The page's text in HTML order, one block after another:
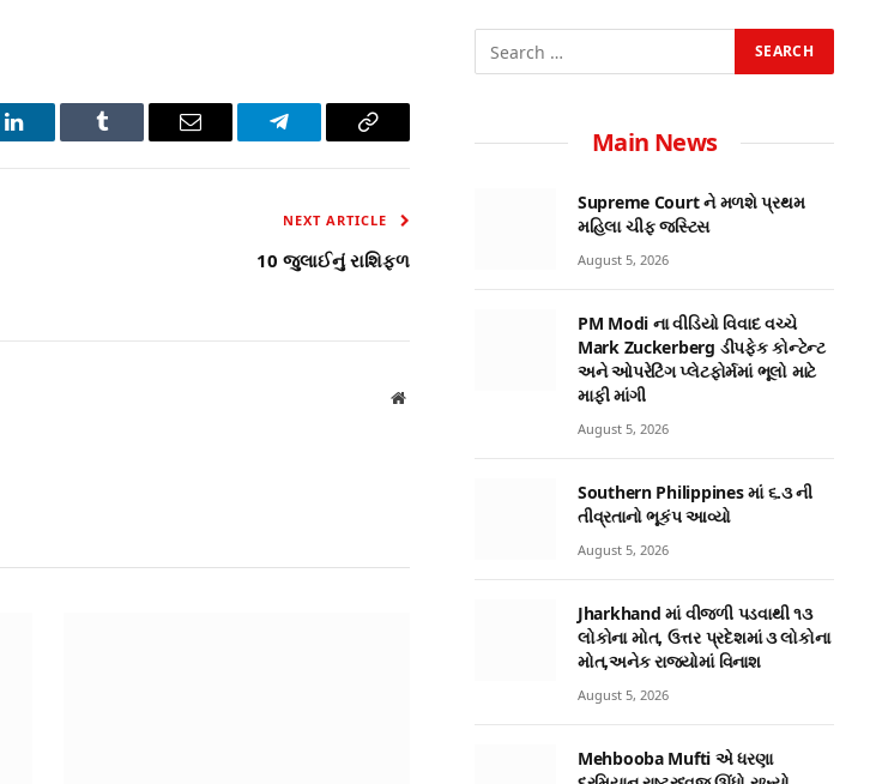
LinkedIn Tumblr Email Telegram Copy
NEXT ARTICLE
10 જુલાઈનું રાશિફળ
Website
Main News
Supreme Court ને મળશે પ્રથમ
મહિલા ચીફ જસ્ટિસ
August 5, 2026
PM Modi ના વીડિયો વિવાદ વચ્ચે
Mark Zuckerberg ડીપફેક કોન્ટેન્ટ
અને ઓપરેટિંગ પ્લેટફોર્મમાં ભૂલો માટે
માફી માંગી
August 5, 2026
Southern Philippines માં ૬.૩ ની
તીવ્રતાનો ભૂકંપ આવ્યો
August 5, 2026
Jharkhand માં વીજળી પડવાથી ૧૩
લોકોના મોત, ઉત્તર પ્રદેશમાં ૩ લોકોના
મોત,અનેક રાજ્યોમાં વિનાશ
August 5, 2026
Mehbooba Mufti એ ધરણા